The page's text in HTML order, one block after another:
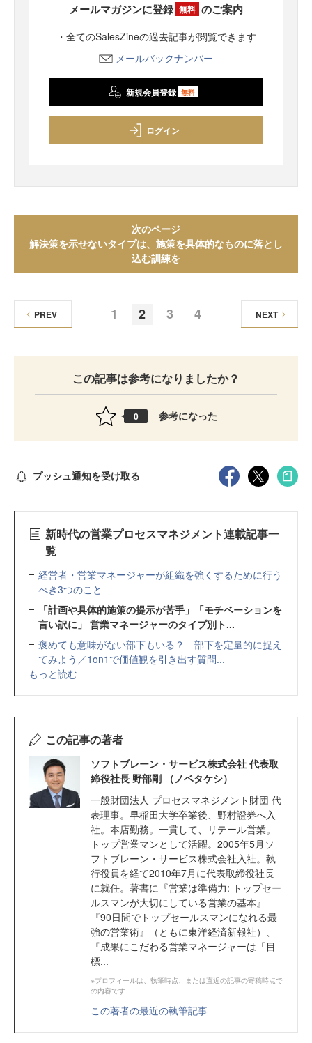
メールマガジンに登録 無料 のご案内
・全てのSalesZineの過去記事が閲覧できます
メールバックナンバー
新規会員登録 無料
ログイン
次のページ
解決策を示せないタイプは、施策を具体的なものに落とし
込む訓練を
1 2 3 4
PREV NEXT
この記事は参考になりましたか？
0 参考になった
プッシュ通知を受け取る
新時代の営業プロセスマネジメント連載記事一
覧
経営者・営業マネージャーが組織を強くするために行う
べき3つのこと
「計画や具体的施策の提示が苦手」「モチベーションを
言い訳に」 営業マネージャーのタイプ別ト...
褒めても意味がない部下もいる？ 部下を定量的に捉え
てみよう／1on1で価値観を引き出す質問...
もっと読む
この記事の著者
ソフトブレーン・サービス株式会社 代表取
締役社長 野部剛 （ノベタケシ）
一般財団法人 プロセスマネジメント財団 代
表理事。早稲田大学卒業後、野村證券へ入
社。本店勤務。一貫して、リテール営業。
トップ営業マンとして活躍。2005年5月ソ
フトブレーン・サービス株式会社入社。執
行役員を経て2010年7月に代表取締役社長
に就任。著書に『営業は準備力: トップセー
ルスマンが大切にしている営業の基本』
『90日間でトップセールスマンになれる最
強の営業術』（ともに東洋経済新報社）、
『成果にこだわる営業マネージャーは「目
標...
※プロフィールは、執筆時点、または直近の記事の寄稿時点で
の内容です
この著者の最近の執筆記事